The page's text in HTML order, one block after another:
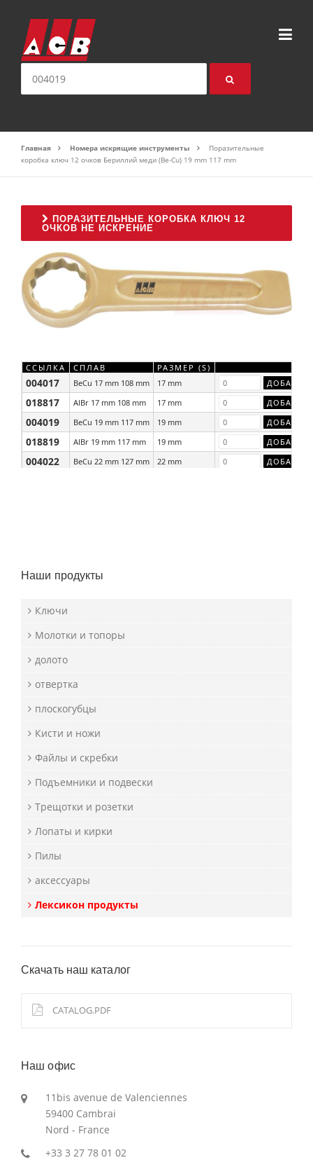
Главная Номера искрящие инструменты
Поразительные
коробка ключ 12 очков Бериллий меди (Be-Cu) 19 mm 117 mm
ПОРАЗИТЕЛЬНЫЕ КОРОБКА КЛЮЧ 12
ОЧКОВ НЕ ИСКРЕНИЕ
ССЫЛКА СПЛАВ РАЗМЕР (S)
004017 BeCu 17 mm 108 mm 17 mm
018817 AlBr 17 mm 108 mm 17 mm
004019 BeCu 19 mm 117 mm 19 mm
018819 AlBr 19 mm 117 mm 19 mm
004022 BeCu 22 mm 127 mm 22 mm
Наши продукты
Ключи
Молотки и топоры
долото
отвертка
плоскогубцы
Кисти и ножи
Файлы и скребки
Подъемники и подвески
Трещотки и розетки
Лопаты и кирки
Пилы
аксессуары
Лексикон продукты
Скачать наш каталог
CATALOG.PDF
Наш офис
11bis avenue de Valenciennes
59400 Cambrai
Nord - France
+33 3 27 78 01 02